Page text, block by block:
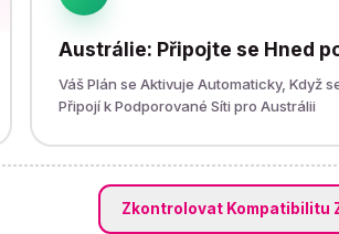
Austrálie: Připojte se Hned
Váš Plán se Aktivuje Automaticky, Když
Připojí k Podporované Síti pro Austrálii
Zkontrolovat Kompatibilitu